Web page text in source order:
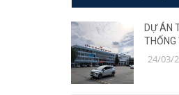
DỰ ÁN
THỐNG
BAY –
24/03/